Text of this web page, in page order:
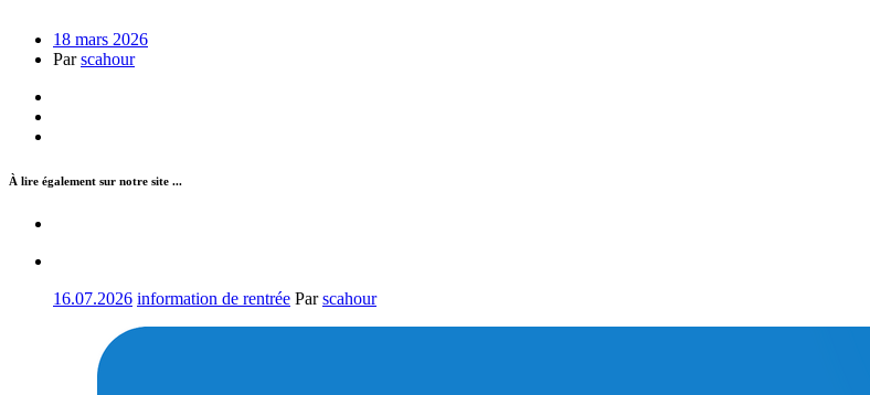
18 mars 2026
Parscahour
À lire également sur notre site ...
16.07.2026 information de rentrée Parscahour